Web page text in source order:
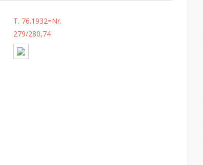
T. 76.1932=Nr.
279/280,74